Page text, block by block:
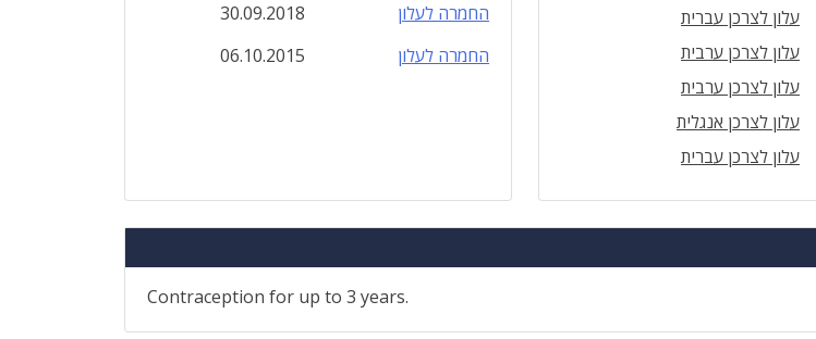
עלון לצרכן עברית
עלון לצרכן ערבית
עלון לצרכן ערבית
עלון לצרכן אנגלית
עלון לצרכן עברית
החמרה לעלון
30.09.2018
החמרה לעלון
06.10.2015
Contraception for up to 3 years.